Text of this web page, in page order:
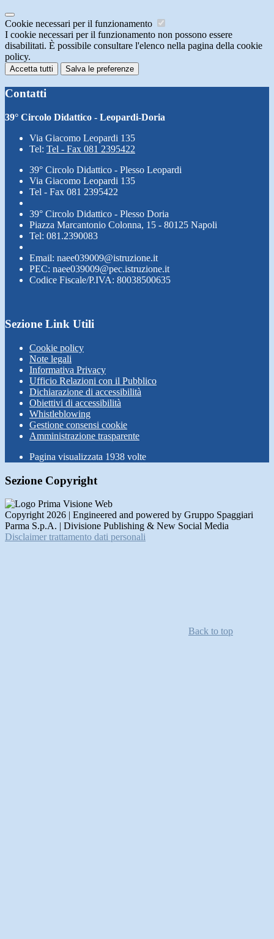
Cookie necessari per il funzionamento
I cookie necessari per il funzionamento non possono essere
disabilitati. È possibile consultare l'elenco nella pagina della cookie
policy.
Accetta tutti Salva le preferenze
Contatti
39° Circolo Didattico - Leopardi-Doria
Via Giacomo Leopardi 135
Tel: Tel - Fax 081 2395422
39° Circolo Didattico - Plesso Leopardi
Via Giacomo Leopardi 135
Tel - Fax 081 2395422
39° Circolo Didattico - Plesso Doria
Piazza Marcantonio Colonna, 15 - 80125 Napoli
Tel: 081.2390083
Email: naee039009@istruzione.it
PEC: naee039009@pec.istruzione.it
Codice Fiscale/P.IVA: 80038500635
Sezione Link Utili
Cookie policy
Note legali
Informativa Privacy
Ufficio Relazioni con il Pubblico
Dichiarazione di accessibilità
Obiettivi di accessibilità
Whistleblowing
Gestione consensi cookie
Amministrazione trasparente
Pagina visualizzata 1938 volte
Sezione Copyright
Copyright 2026 | Engineered and powered by Gruppo Spaggiari
Parma S.p.A. | Divisione Publishing & New Social Media
Disclaimer trattamento dati personali
Back to top